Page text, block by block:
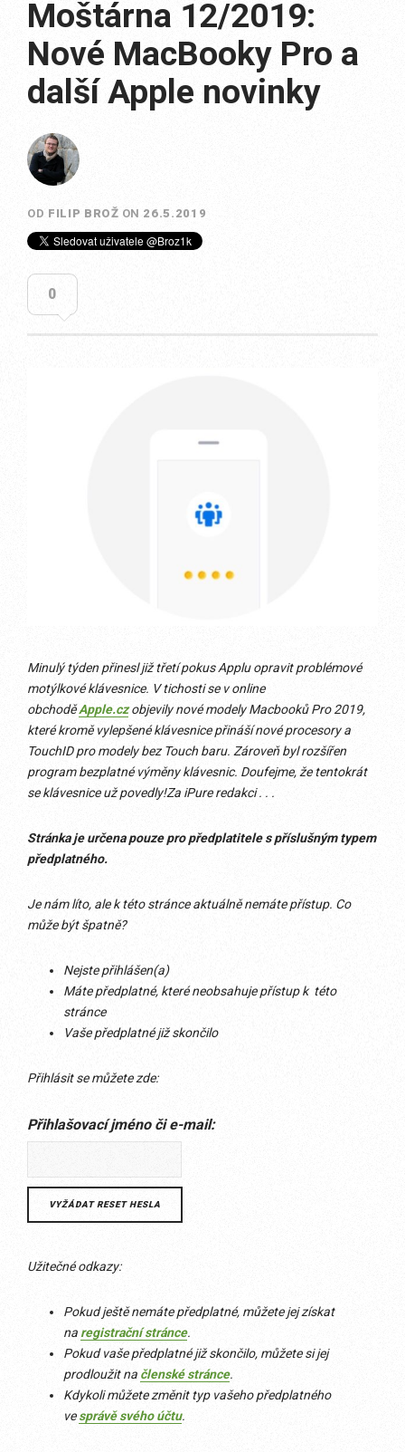
Moštárna 12/2019:
Nové MacBooky Pro a
další Apple novinky
OD FILIP BROŽ ON 26.5.2019
0
Minulý týden přinesl již třetí pokus Applu opravit problémové
motýlkové klávesnice. V tichosti se v online
obchoděApple.czobjevily nové modely Macbooků Pro 2019,
které kromě vylepšené klávesnice přináší nové procesory a
TouchID pro modely bez Touch baru. Zároveň byl rozšířen
program bezplatné výměny klávesnic. Doufejme, že tentokrát
se klávesnice už povedly!Za iPure redakci . . .
Stránka je určena pouze pro předplatitele s příslušným typem
předplatného.
Je nám líto, ale k této stránce aktuálně nemáte přístup. Co
může být špatně?
Nejste přihlášen(a)
Máte předplatné, které neobsahuje přístup k této
stránce
Vaše předplatné již skončilo
Přihlásit se můžete zde:
Přihlašovací jméno či e-mail:
Užitečné odkazy:
Pokud ještě nemáte předplatné, můžete jej získat
na registrační stránce.
Pokud vaše předplatné již skončilo, můžete si jej
prodloužit na členské stránce.
Kdykoli můžete změnit typ vašeho předplatného
vesprávě svého účtu.